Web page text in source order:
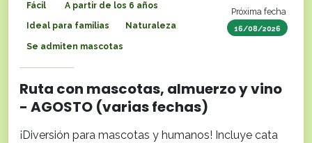
Próxima fecha
16/08/2026
Fácil A partir de los 6 años
Ideal para familias Naturaleza
Se admiten mascotas
Ruta con mascotas, almuerzo y vino
- AGOSTO (varias fechas)
¡Diversión para mascotas y humanos! Incluye cata